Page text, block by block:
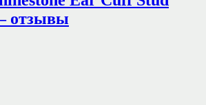
отзывы